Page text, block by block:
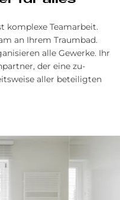
komplexe Team­arbeit.
an Ihrem Traum­bad.
alle Ge­werke. Ihr
der eine zu­
aller be­teiligten